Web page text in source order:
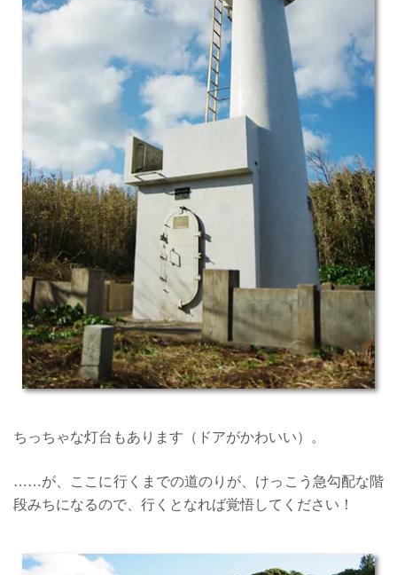
ちっちゃな灯台もあります（ドアがかわいい）。
……が、ここに行くまでの道のりが、けっこう急勾配な階
段みちになるので、行くとなれば覚悟してください！